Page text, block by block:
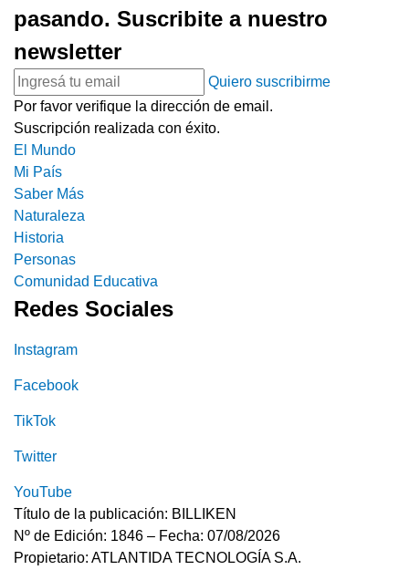
pasando. Suscribite a nuestro
newsletter
Quiero suscribirme
Por favor verifique la dirección de email.
Suscripción realizada con éxito.
El Mundo
Mi País
Saber Más
Naturaleza
Historia
Personas
Comunidad Educativa
Redes Sociales
Instagram
Facebook
TikTok
Twitter
YouTube
Título de la publicación: BILLIKEN
Nº de Edición: 1846 – Fecha: 07/08/2026
Propietario: ATLANTIDA TECNOLOGÍA S.A.